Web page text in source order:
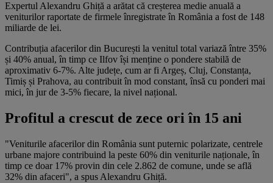
Expertul Alexandru Ghiță a arătat că creșterea medie anuală a
veniturilor raportate de firmele înregistrate în România a fost de 148
miliarde de lei.
Contribuția afacerilor din București la venitul total variază între 35%
și 40% anual, în timp ce Ilfov își menține o pondere stabilă de
aproximativ 6-7%. Alte județe, cum ar fi Argeș, Cluj, Constanța,
Timiș și Prahova, au contribuit în mod constant, însă cu ponderi mai
mici, în jur de 3-5% fiecare, la nivel național.
Profitul a crescut de zece ori în 15 ani
"Veniturile afacerilor din România sunt puternic polarizate, centrele
urbane majore contribuind la peste 60% din veniturile naționale, în
timp ce doar 17% provin din cele 2.862 de comune, unde se află
32% din afaceri", a spus Alexandru Ghiță.